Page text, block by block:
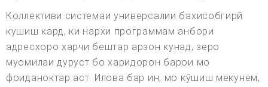
Коллективи системаи универсалии бахисобгирй
кушиш кард, ки нархи программам анбори
адресхоро харчи бештар арзон кунад, зеро
муомилаи дуруст бо харидорон барои мо
фоиданоктар аст. Илова бар ин, мо кӯшиш мекунем,